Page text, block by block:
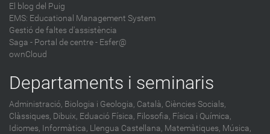
El blog del Puig
EMS: Educational Management System
Gestió de faltes d'assistència
Saga - Portal de centre - Esfer@
ownCloud
Departaments i seminaris
Administració, Biologia i Geologia, Català, Ciències Socials,
Clàssiques, Dibuix, Eduació Física, Filosofia, Física i Química,
Idiomes, Informàtica, Llengua Castellana, Matemàtiques, Música,